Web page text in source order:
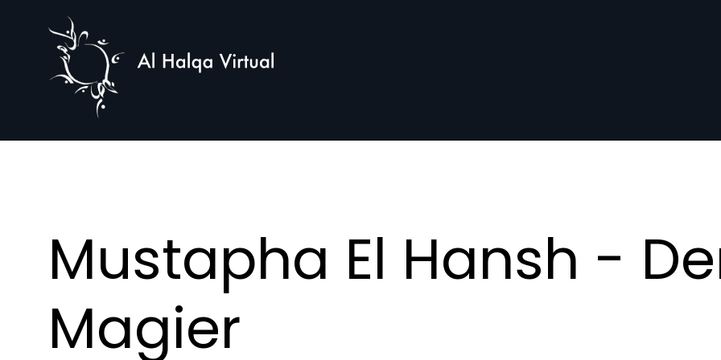
Al
Halqa
Mustapha El Hansh -
Magier